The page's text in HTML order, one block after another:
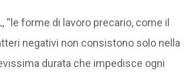
“le forme di lavoro precario, come il
negativi non consistono solo nella
durata che impedisce ogni